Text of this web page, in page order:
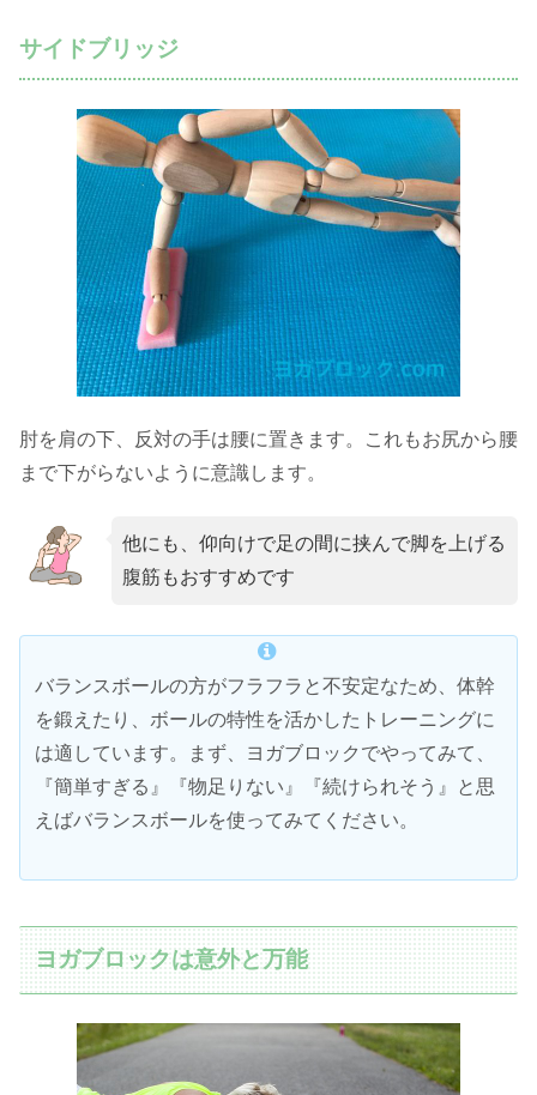
サイドブリッジ
肘を肩の下、反対の手は腰に置きます。これもお尻から腰
まで下がらないように意識します。
他にも、仰向けで足の間に挟んで脚を上げる
腹筋もおすすめです
バランスボールの方がフラフラと不安定なため、体幹
を鍛えたり、ボールの特性を活かしたトレーニングに
は適しています。まず、ヨガブロックでやってみて、
『簡単すぎる』『物足りない』『続けられそう』と思
えばバランスボールを使ってみてください。
ヨガブロックは意外と万能